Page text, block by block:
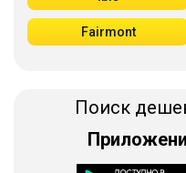
Fairmont
Поиск